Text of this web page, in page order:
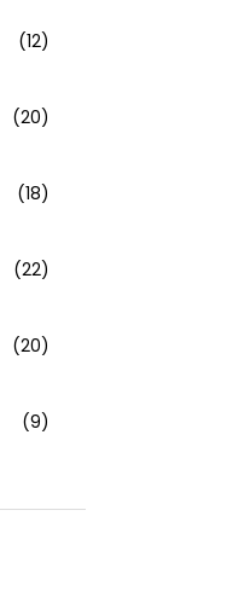
(12)
(20)
(18)
(22)
(20)
(9)